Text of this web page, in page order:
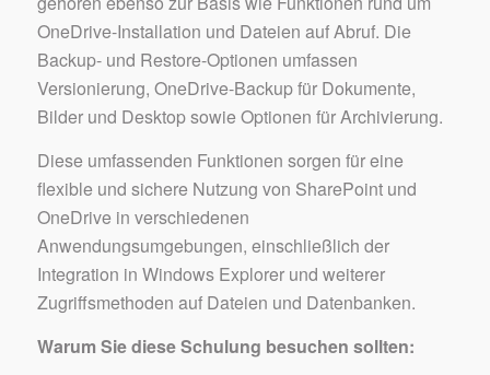
OneDrive-Installation und Dateien auf Abruf. Die
Backup- und Restore-Optionen umfassen
Versionierung, OneDrive-Backup für Dokumente,
Bilder und Desktop sowie Optionen für Archivierung.
Diese umfassenden Funktionen sorgen für eine
flexible und sichere Nutzung von SharePoint und
OneDrive in verschiedenen
Anwendungsumgebungen, einschließlich der
Integration in Windows Explorer und weiterer
Zugriffsmethoden auf Dateien und Datenbanken.
Warum Sie diese Schulung besuchen sollten: